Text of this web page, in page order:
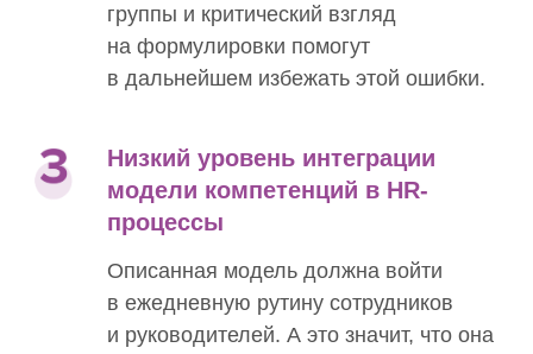
группы и критический взгляд
на формулировки помогут
в дальнейшем избежать этой ошибки.
Низкий уровень интеграции
модели компетенций в HR-
процессы
Описанная модель должна войти
в ежедневную рутину сотрудников
и руководителей. А это значит, что она